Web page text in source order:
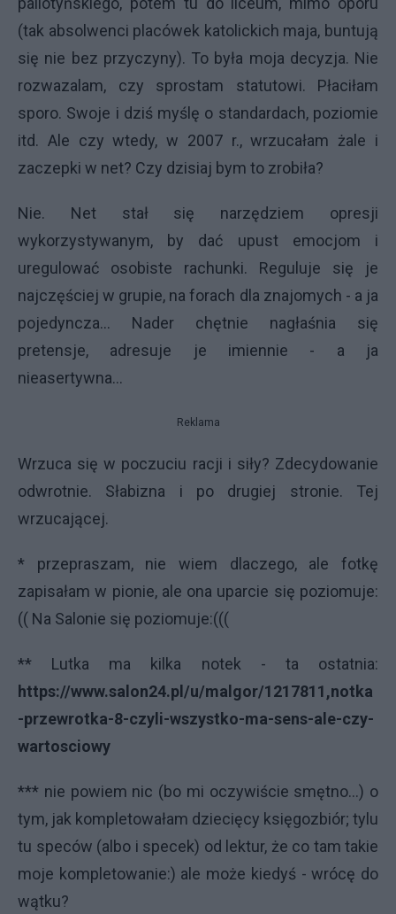
(tak absolwenci placówek katolickich maja, buntują
się nie bez przyczyny). To była moja decyzja. Nie
rozwazalam, czy sprostam statutowi. Płaciłam
sporo. Swoje i dziś myślę o standardach, poziomie
itd. Ale czy wtedy, w 2007 r., wrzucałam żale i
zaczepki w net? Czy dzisiaj bym to zrobiła?
Nie. Net stał się narzędziem opresji
wykorzystywanym, by dać upust emocjom i
uregulować osobiste rachunki. Reguluje się je
najczęściej w grupie, na forach dla znajomych - a ja
pojedyncza... Nader chętnie nagłaśnia się
pretensje, adresuje je imiennie - a ja
nieasertywna...
Reklama
Wrzuca się w poczuciu racji i siły? Zdecydowanie
odwrotnie. Słabizna i po drugiej stronie. Tej
wrzucającej.
* przepraszam, nie wiem dlaczego, ale fotkę
zapisałam w pionie, ale ona uparcie się poziomuje:
(( Na Salonie się poziomuje:(((
** Lutka ma kilka notek - ta ostatnia:
https://www.salon24.pl/u/malgor/1217811,notka
-przewrotka-8-czyli-wszystko-ma-sens-ale-czy-
wartosciowy
*** nie powiem nic (bo mi oczywiście smętno...) o
tym, jak kompletowałam dziecięcy księgozbiór; tylu
tu speców (albo i specek) od lektur, że co tam takie
moje kompletowanie:) ale może kiedyś - wrócę do
wątku?